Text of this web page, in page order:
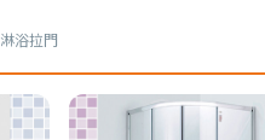
淋浴拉門